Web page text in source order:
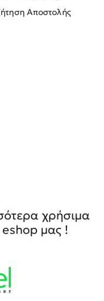
Αποστολής
χρήσιμα
μας !